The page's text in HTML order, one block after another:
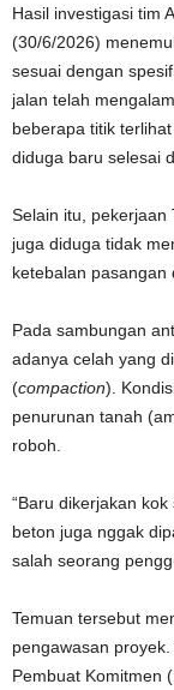
Hasil investigasi tim
(30/6/2026)
sesuai dengan
jalan telah
beberapa titik
diduga baru selesai
Selain itu, pekerjaan
juga diduga tidak
ketebalan pasangan
Pada sambungan
adanya celah yang
(compaction).
penurunan tanah
roboh.
“Baru dikerjakan
beton juga nggak
salah seorang
Temuan tersebut
pengawasan
Pembuat Komitmen